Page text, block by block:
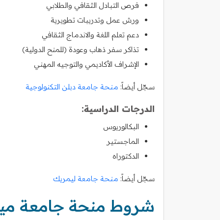
فرص التبادل الثقافي والطلابي
ورش عمل وتدريبات تطويرية
دعم تعلم اللغة والاندماج الثقافي
تذاكر سفر ذهاب وعودة (للمنح الدولية)
الإشراف الأكاديمي والتوجيه المهني
سجّل أيضاً: منحة جامعة دبلن التكنولوجية
الدرجات الدراسية:
البكالوريوس
الماجستير
الدكتوراه
سجّل أيضاً: منحة جامعة ليمريك
شروط منحة جامعة